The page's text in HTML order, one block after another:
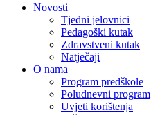
Novosti
Tjedni jelovnici
Pedagoški kutak
Zdravstveni kutak
Natječaji
O nama
Program predškole
Poludnevni program
Uvjeti korištenja